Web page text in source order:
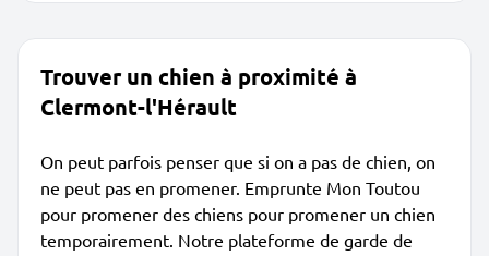
Trouver un chien à proximité à
Clermont-l'Hérault
On peut parfois penser que si on a pas de chien, on
ne peut pas en promener. Emprunte Mon Toutou
pour promener des chiens pour promener un chien
temporairement. Notre plateforme de garde de